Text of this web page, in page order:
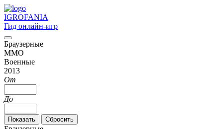
IGROFANIA
Гид онлайн-игр
Браузерные
MMO
Военные
2013
От
До